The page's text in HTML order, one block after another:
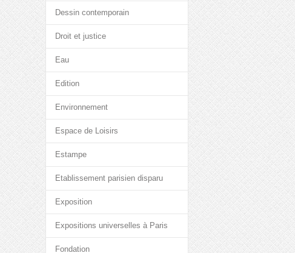
Dessin contemporain
Droit et justice
Eau
Edition
Environnement
Espace de Loisirs
Estampe
Etablissement parisien disparu
Exposition
Expositions universelles à Paris
Fondation